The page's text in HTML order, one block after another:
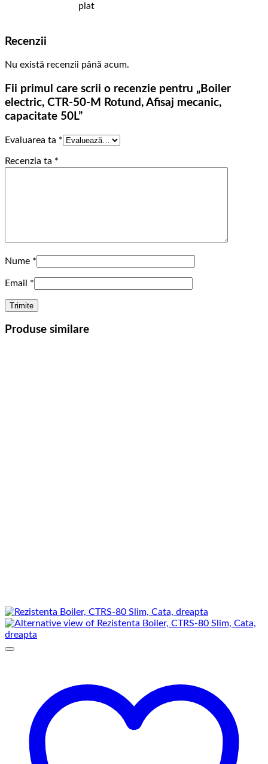
plat
Recenzii
Nu există recenzii până acum.
Fii primul care scrii o recenzie pentru „Boiler
electric, CTR-50-M Rotund, Afisaj mecanic,
capacitate 50L”
Evaluarea ta *
Recenzia ta *
Nume *
Email *
Produse similare